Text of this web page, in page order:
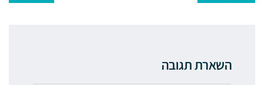
השארת תגובה